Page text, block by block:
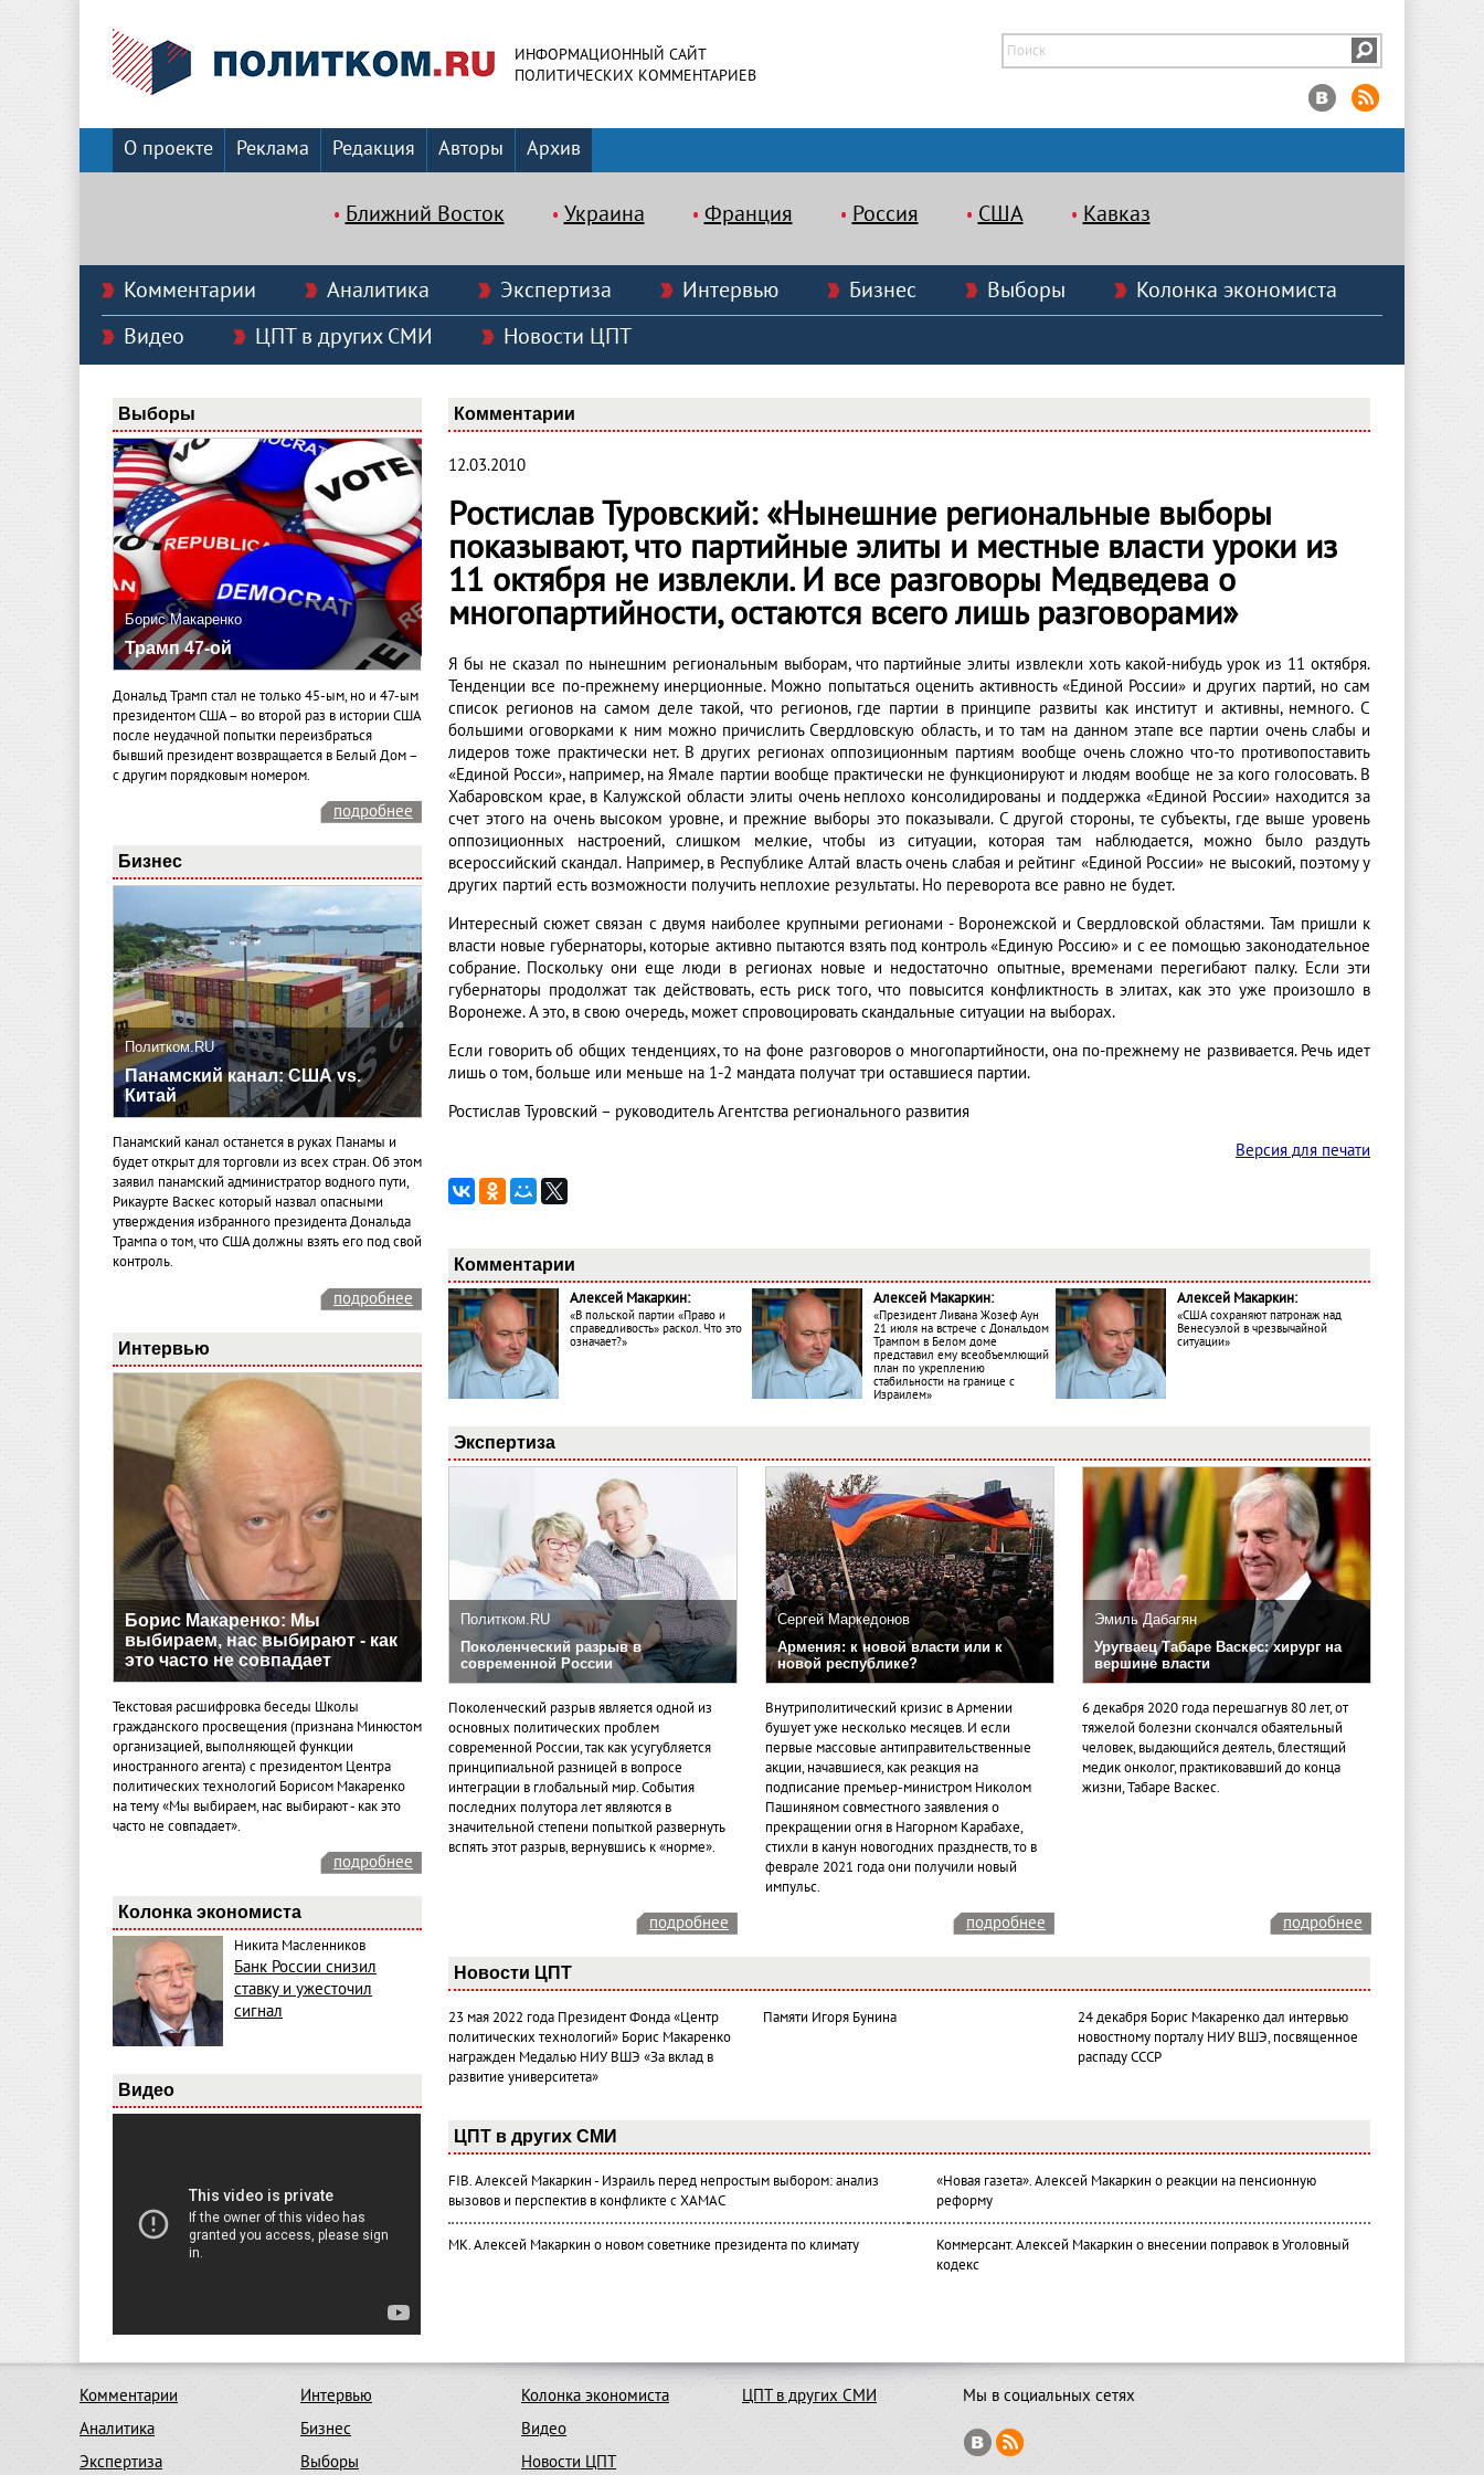
ИНФОРМАЦИОННЫЙ САЙТ
ПОЛИТИЧЕСКИХ КОММЕНТАРИЕВ
О проекте Реклама Редакция Авторы Архив
Ближний Восток Украина Франция Россия США Кавказ
Комментарии Аналитика Экспертиза Интервью Бизнес Выборы
Колонка экономиста
Видео
ЦПТ в других СМИ Новости ЦПТ
Выборы
Борис Макаренко
Трамп 47-ой
Дональд Трамп стал не только 45-ым, но и 47-ым
президентом США – во второй раз в истории США
после неудачной попытки переизбраться
бывший президент возвращается в Белый Дом –
с другим порядковым номером.
подробнее
Бизнес
Политком.RU
Панамский канал: США vs.
Китай
Панамский канал останется в руках Панамы и
будет открыт для торговли из всех стран. Об этом
заявил панамский администратор водного пути,
Рикаурте Васкес который назвал опасными
утверждения избранного президента Дональда
Трампа о том, что США должны взять его под свой
контроль.
подробнее
Интервью
Борис Макаренко: Мы
выбираем, нас выбирают - как
это часто не совпадает
Текстовая расшифровка беседы Школы
гражданского просвещения (признана Минюстом
организацией, выполняющей функции
иностранного агента) с президентом Центра
политических технологий Борисом Макаренко
на тему «Мы выбираем, нас выбирают - как это
часто не совпадает».
подробнее
Колонка экономиста
Никита Масленников
Банк России снизил
ставку и ужесточил
сигнал
Видео
Комментарии
12.03.2010
Ростислав Туровский: «Нынешние региональные выборы
показывают, что партийные элиты и местные власти уроки из
11 октября не извлекли. И все разговоры Медведева о
многопартийности, остаются всего лишь разговорами»
Я бы не сказал по нынешним региональным выборам, что партийные элиты извлекли хоть какой-нибудь урок из 11 октября.
Тенденции все по-прежнему инерционные. Можно попытаться оценить активность «Единой России» и других партий, но сам
список регионов на самом деле такой, что регионов, где партии в принципе развиты как институт и активны, немного. С
большими оговорками к ним можно причислить Свердловскую область, и то там на данном этапе все партии очень слабы и
лидеров тоже практически нет. В других регионах оппозиционным партиям вообще очень сложно что-то противопоставить
«Единой Росси», например, на Ямале партии вообще практически не функционируют и людям вообще не за кого голосовать. В
Хабаровском крае, в Калужской области элиты очень неплохо консолидированы и поддержка «Единой России» находится за
счет этого на очень высоком уровне, и прежние выборы это показывали. С другой стороны, те субъекты, где выше уровень
оппозиционных настроений, слишком мелкие, чтобы из ситуации, которая там наблюдается, можно было раздуть
всероссийский скандал. Например, в Республике Алтай власть очень слабая и рейтинг «Единой России» не высокий, поэтому у
других партий есть возможности получить неплохие результаты. Но переворота все равно не будет.
Интересный сюжет связан с двумя наиболее крупными регионами - Воронежской и Свердловской областями. Там пришли к
власти новые губернаторы, которые активно пытаются взять под контроль «Единую Россию» и с ее помощью законодательное
собрание. Поскольку они еще люди в регионах новые и недостаточно опытные, временами перегибают палку. Если эти
губернаторы продолжат так действовать, есть риск того, что повысится конфликтность в элитах, как это уже произошло в
Воронеже. А это, в свою очередь, может спровоцировать скандальные ситуации на выборах.
Если говорить об общих тенденциях, то на фоне разговоров о многопартийности, она по-прежнему не развивается. Речь идет
лишь о том, больше или меньше на 1-2 мандата получат три оставшиеся партии.
Ростислав Туровский – руководитель Агентства регионального развития
Версия для печати
Комментарии
Алексей Макаркин:
«В польской партии «Право и
справедливость» раскол. Что это
означает?»
Алексей Макаркин:
«Президент Ливана Жозеф Аун
21 июля на встрече с Дональдом
Трампом в Белом доме
представил ему всеобъемлющий
план по укреплению
стабильности на границе с
Израилем»
Алексей Макаркин:
«США сохраняют патронаж над
Венесуэлой в чрезвычайной
ситуации»
Экспертиза
Политком.RU
Поколенческий разрыв в
современной России
Поколенческий разрыв является одной из
основных политических проблем
современной России, так как усугубляется
принципиальной разницей в вопросе
интеграции в глобальный мир. События
последних полутора лет являются в
значительной степени попыткой развернуть
вспять этот разрыв, вернувшись к «норме».
Сергей Маркедонов
Армения: к новой власти или к
новой республике?
Внутриполитический кризис в Армении
бушует уже несколько месяцев. И если
первые массовые антиправительственные
акции, начавшиеся, как реакция на
подписание премьер-министром Николом
Пашиняном совместного заявления о
прекращении огня в Нагорном Карабахе,
стихли в канун новогодних празднеств, то в
феврале 2021 года они получили новый
импульс.
Эмиль Дабагян
Уругваец Табаре Васкес: хирург на
вершине власти
6 декабря 2020 года перешагнув 80 лет, от
тяжелой болезни скончался обаятельный
человек, выдающийся деятель, блестящий
медик онколог, практиковавший до конца
жизни, Табаре Васкес.
подробнее подробнее подробнее
Новости ЦПТ
23 мая 2022 года Президент Фонда «Центр
политических технологий» Борис Макаренко
награжден Медалью НИУ ВШЭ «За вклад в
развитие университета»
Памяти Игоря Бунина
24 декабря Борис Макаренко дал интервью
новостному порталу НИУ ВШЭ, посвященное
распаду СССР
ЦПТ в других СМИ
FIB. Алексей Макаркин - Израиль перед непростым выбором: анализ
вызовов и перспектив в конфликте с ХАМАС
«Новая газета». Алексей Макаркин о реакции на пенсионную
реформу
МК. Алексей Макаркин о новом советнике президента по климату
Коммерсант. Алексей Макаркин о внесении поправок в Уголовный
кодекс
Комментарии
Аналитика
Экспертиза
Интервью
Бизнес
Выборы
Колонка экономиста
Видео
Новости ЦПТ
ЦПТ в других СМИ Мы в социальных сетях